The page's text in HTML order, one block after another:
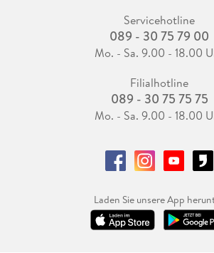
Servicehotline
089 - 30 75 79 00
Mo. - Sa. 9.00 - 18.00
Filialhotline
089 - 30 75 75 75
Mo. - Sa. 9.00 - 18.00
Laden Sie unsere App